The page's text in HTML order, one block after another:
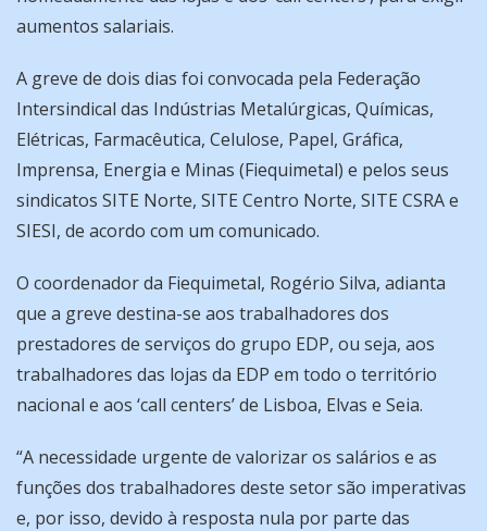
aumentos salariais.
A greve de dois dias foi convocada pela Federação
Intersindical das Indústrias Metalúrgicas, Químicas,
Elétricas, Farmacêutica, Celulose, Papel, Gráfica,
Imprensa, Energia e Minas (Fiequimetal) e pelos seus
sindicatos SITE Norte, SITE Centro Norte, SITE CSRA e
SIESI, de acordo com um comunicado.
O coordenador da Fiequimetal, Rogério Silva, adianta
que a greve destina-se aos trabalhadores dos
prestadores de serviços do grupo EDP, ou seja, aos
trabalhadores das lojas da EDP em todo o território
nacional e aos ‘call centers’ de Lisboa, Elvas e Seia.
“A necessidade urgente de valorizar os salários e as
funções dos trabalhadores deste setor são imperativas
e, por isso, devido à resposta nula por parte das